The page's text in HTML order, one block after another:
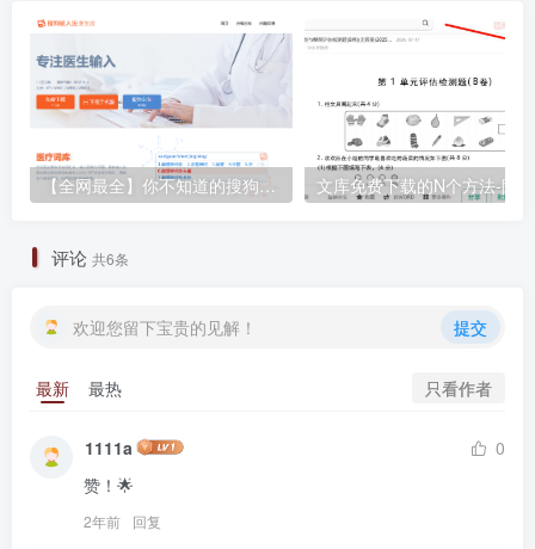
【全网最全】你不知道的搜狗输入法，各种神仙版本合集
评论 共6条
欢迎您留下宝贵的见解！ 提交
最新 最热 只看作者
1111a
0
赞！🌟
2年前 回复